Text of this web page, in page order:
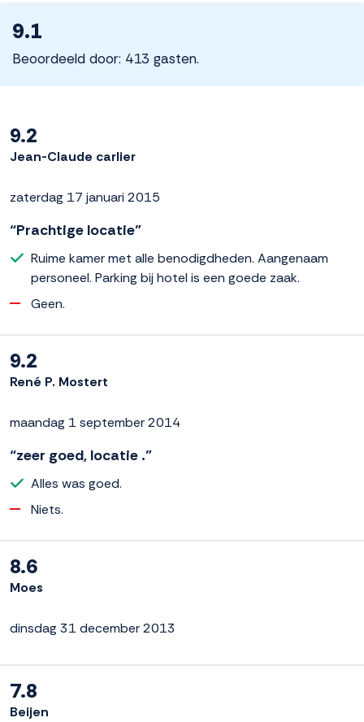
9.1
Beoordeeld door: 413 gasten.
9.2
Jean-Claude carlier
zaterdag 17 januari 2015
“Prachtige locatie”
Ruime kamer met alle benodigdheden. Aangenaam
personeel. Parking bij hotel is een goede zaak.
Geen.
9.2
René P. Mostert
maandag 1 september 2014
“zeer goed, locatie .”
Alles was goed.
Niets.
8.6
Moes
dinsdag 31 december 2013
7.8
Beijen